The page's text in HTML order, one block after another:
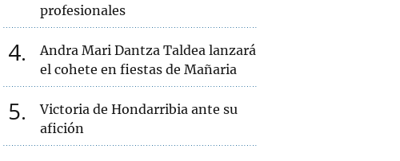
profesionales
4
Andra Mari Dantza Taldea lanzará
el cohete en fiestas de Mañaria
5
Victoria de Hondarribia ante su
afición